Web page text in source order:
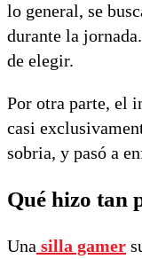
lo general, se
durante la
de elegir.
Por otra parte, el
casi
sobria, y pasó a
Qué hizo tan
Una silla gamer